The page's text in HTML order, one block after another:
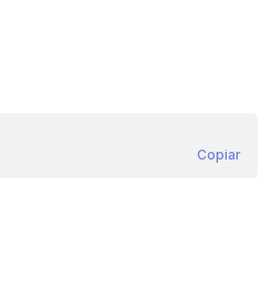
Copiar